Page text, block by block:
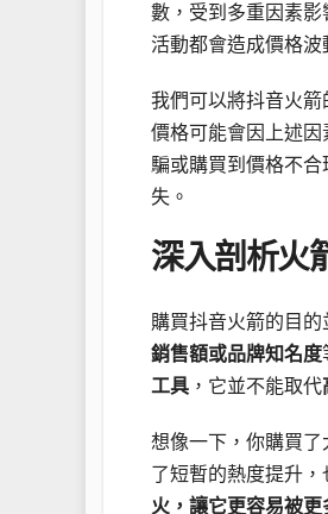
數，受到多重因素
活動都會造成價格
我們可以將抖音火
價格可能會因上述因
騙或購買到價格不
失。
深入剖析火
購買抖音火箭的目
銷售額或品牌知名度
工具 ，它並不能取代
想像一下，你購買
了短暫的熱度提升
火，讓它更容易被更